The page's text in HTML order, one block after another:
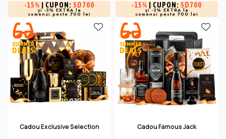
-15% | CUPON: SD700
și -3% EXTRA la
comenzi peste 700 lei
Cadou Exclusive Selection
-15% | CUPON: SD700
și -3% EXTRA la
comenzi peste 700 lei
Cadou Famous Jack